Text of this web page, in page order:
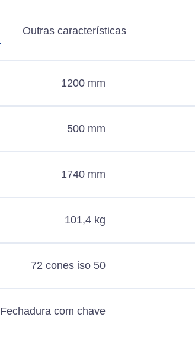
Outras características
1200 mm
500 mm
1740 mm
101,4 kg
72 cones iso 50
Fechadura com chave